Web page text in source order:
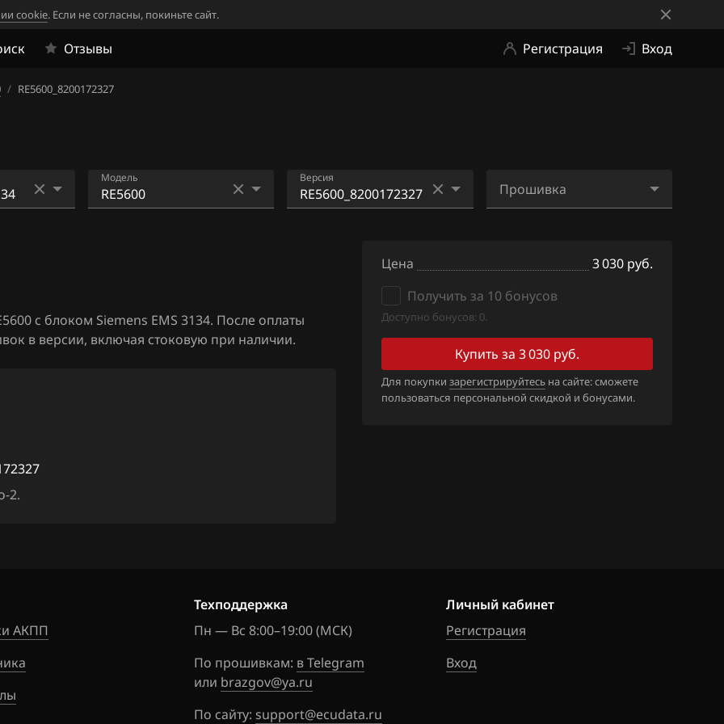
cookie. Если не согласны, покиньте сайт.
Отзывы Регистрация Вход
/ RE5600_8200172327
Модель
RE5610
Версия
Прошивка
с блоком Siemens EMS 3134. После оплаты
в версии, включая стоковую при наличии.
2.
Цена
3 030 руб.
Получить за 10 бонусов
Доступно бонусов: 0.
Купить за 3 030 руб.
Для покупки зарегистрируйтесь на сайте: сможете
пользоваться персональной скидкой и бонусами.
АКПП
Техподдержка
Пн — Вс 8:00–19:00 (МСК)
По прошивкам: в Telegram
или brazgov@ya.ru
По сайту: support@ecudata.ru
Личный кабинет
Регистрация
Вход